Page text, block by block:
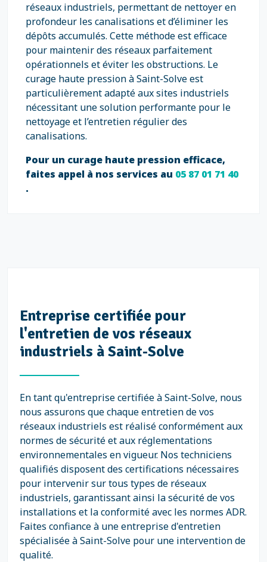
réseaux industriels, permettant de nettoyer en
profondeur les canalisations et d’éliminer les
dépôts accumulés. Cette méthode est efficace
pour maintenir des réseaux parfaitement
opérationnels et éviter les obstructions. Le
curage haute pression à Saint-Solve est
particulièrement adapté aux sites industriels
nécessitant une solution performante pour le
nettoyage et l’entretien régulier des
canalisations.
Pour un curage haute pression efficace,
faites appel à nos services au 05 87 01 71 40
.
Entreprise certifiée pour
l'entretien de vos réseaux
industriels à Saint-Solve
En tant qu'entreprise certifiée à Saint-Solve, nous
nous assurons que chaque entretien de vos
réseaux industriels est réalisé conformément aux
normes de sécurité et aux réglementations
environnementales en vigueur. Nos techniciens
qualifiés disposent des certifications nécessaires
pour intervenir sur tous types de réseaux
industriels, garantissant ainsi la sécurité de vos
installations et la conformité avec les normes ADR.
Faites confiance à une entreprise d'entretien
spécialisée à Saint-Solve pour une intervention de
qualité.